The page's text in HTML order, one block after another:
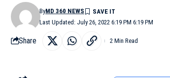
Last Updated: July 26, 2022 6:19 PM 6:19 PM
ByMD 360 NEWS
Share 2 Min Read